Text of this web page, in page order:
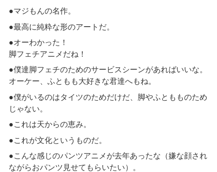
●マジもんの名作。
●最高に純粋な形のアートだ。
●オーわかった！
脚フェチアニメだね！
●僕達脚フェチのためのサービスシーンがあればいいな。
オーケー、ふともも大好きな君達へもね。
●僕がいるのはタイツのためだけだ、脚やふともものため
じゃない。
●これは天からの恵み。
●これが文化というものだ。
●こんな感じのパンツアニメが去年あったな（嫌な顔され
ながらおパンツ見せてもらいたい）。